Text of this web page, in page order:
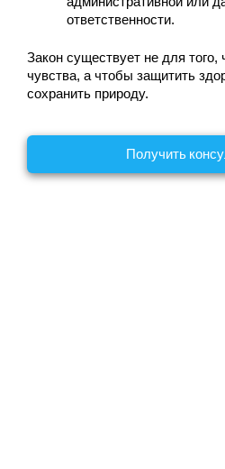
ответственности.
Закон существует не для того,
чувства, а чтобы защитить
сохранить природу.
Получить